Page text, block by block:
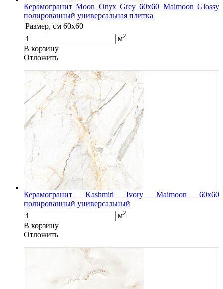
Керамогранит Moon Onyx Grey 60x60 Maimoon Glossy
полированный универсальная плитка
Размер, см 60x60
м2
В корзину
Oтложить
Керамогранит Kashmiri Ivory Maimoon 60x60
полированный универсальный
м2
В корзину
Oтложить